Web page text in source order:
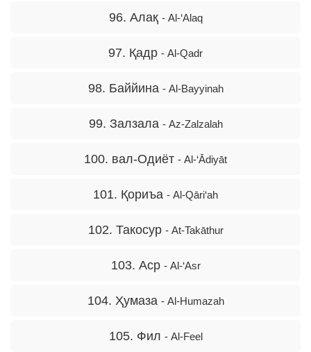
96. Алақ - Al-‘Alaq
97. Қадр - Al-Qadr
98. Баййина - Al-Bayyinah
99. Залзала - Az-Zalzalah
100. вал-Одиёт - Al-‘Ādiyāt
101. Қориъа - Al-Qāri‘ah
102. Такосур - At-Takāthur
103. Аср - Al-‘Asr
104. Ҳумаза - Al-Humazah
105. Фил - Al-Feel